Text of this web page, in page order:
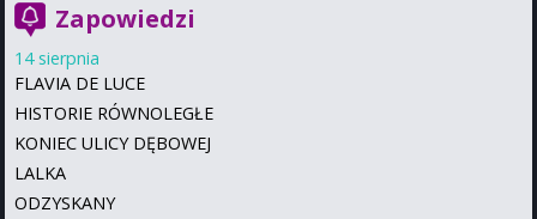
Zapowiedzi
14 sierpnia
FLAVIA DE LUCE
HISTORIE RÓWNOLEGŁE
KONIEC ULICY DĘBOWEJ
LALKA
ODZYSKANY